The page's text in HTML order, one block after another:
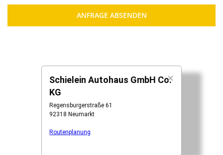
ANFRAGE ABSENDEN